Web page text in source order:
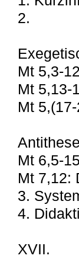
2.
Mt 5,3-
Mt 5,13-
Mt
Mt 6,5-
Mt 7,12:
3.
4.
XVII.